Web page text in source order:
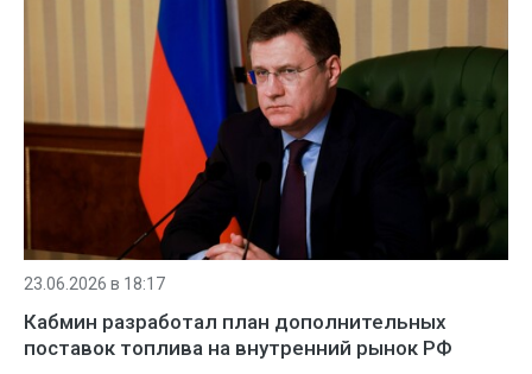
23.06.2026 в 18:17
Кабмин разработал план дополнительных
поставок топлива на внутренний рынок РФ